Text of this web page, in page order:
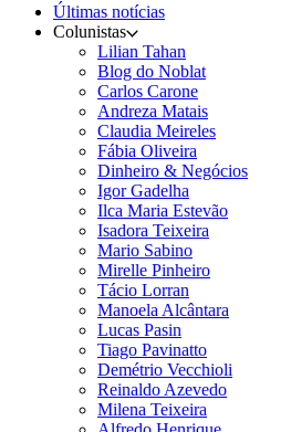
Últimas notícias
Colunistas
Lilian Tahan
Blog do Noblat
Carlos Carone
Andreza Matais
Claudia Meireles
Fábia Oliveira
Dinheiro & Negócios
Igor Gadelha
Ilca Maria Estevão
Isadora Teixeira
Mario Sabino
Mirelle Pinheiro
Tácio Lorran
Manoela Alcântara
Lucas Pasin
Tiago Pavinatto
Demétrio Vecchioli
Reinaldo Azevedo
Milena Teixeira